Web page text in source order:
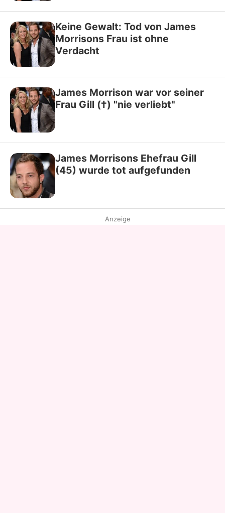
Keine Gewalt: Tod von James
Morrisons Frau ist ohne
Verdacht
James Morrison war vor seiner
Frau Gill (†) "nie verliebt"
James Morrisons Ehefrau Gill
(45) wurde tot aufgefunden
Anzeige